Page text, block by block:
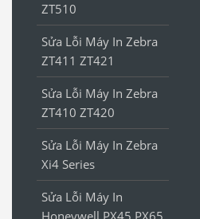
ZT510
Sửa Lỗi Máy In Zebra
ZT411 ZT421
Sửa Lỗi Máy In Zebra
ZT410 ZT420
Sửa Lỗi Máy In Zebra
Xi4 Series
Sửa Lỗi Máy In
Honeywell PX45 PX65